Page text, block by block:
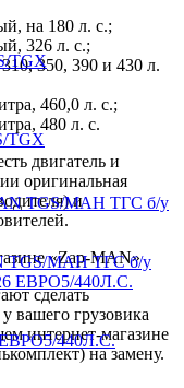
на 180 л. с.;
326 л. с.;
350, 390 и 430 л.
460,0 л. с.;
480 л. с.
двигатель и
оригинальная
и
«Zap-MAN»
сделать
вашего грузовика
интернет-магазине
на замену.
TGX
TGX
TGS/МАН ТГС б/у
440Л.С.